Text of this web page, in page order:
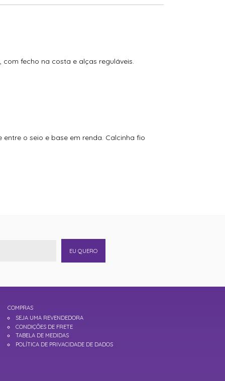
fecho na costa e alças reguláveis.
o seio e base em renda. Calcinha fio
EU QUERO
COMPRAS
SEJA UMA REVENDEDORA
CONDIÇÕES DE FRETE
TABELA DE MEDIDAS
POLÍTICA DE PRIVACIDADE DE DADOS